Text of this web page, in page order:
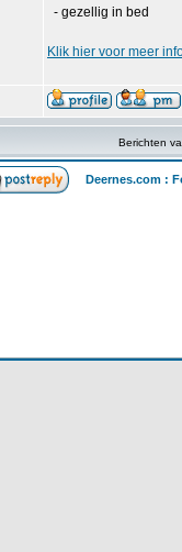
- gezellig in bed
Klik hier voor meer
Berichten
Deernes.com :